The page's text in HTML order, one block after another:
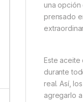
una opción
prensado
Este aceite
durante
real. Así,
agregarlo